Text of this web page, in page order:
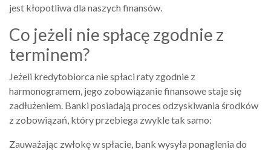
jest kłopotliwa dla naszych finansów.
Co jeżeli nie spłacę zgodnie z
terminem?
Jeżeli kredytobiorca nie spłaci raty zgodnie z
harmonogramem, jego zobowiązanie finansowe staje się
zadłużeniem. Banki posiadają proces odzyskiwania środków
z zobowiązań, który przebiega zwykle tak samo:
Zauważając zwłokę w spłacie, bank wysyła ponaglenia do